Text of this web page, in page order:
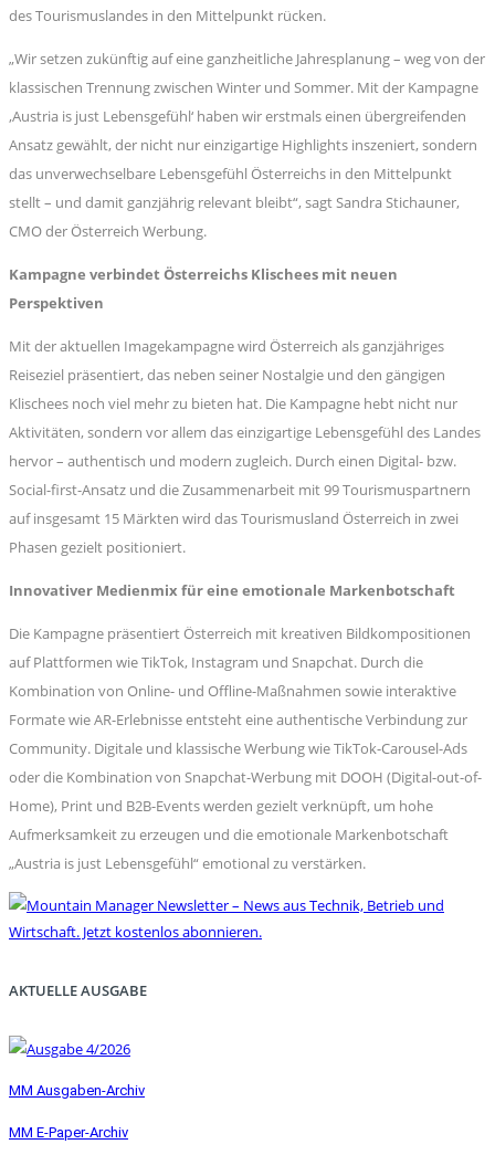
des Tourismuslandes in den Mittelpunkt rücken.
„Wir setzen zukünftig auf eine ganzheitliche Jahresplanung – weg von der
klassischen Trennung zwischen Winter und Sommer. Mit der Kampagne
‚Austria is just Lebensgefühl‘ haben wir erstmals einen übergreifenden
Ansatz gewählt, der nicht nur einzigartige Highlights inszeniert, sondern
das unverwechselbare Lebensgefühl Österreichs in den Mittelpunkt
stellt – und damit ganzjährig relevant bleibt“, sagt Sandra Stichauner,
CMO der Österreich Werbung.
Kampagne verbindet Österreichs Klischees mit neuen
Perspektiven
Mit der aktuellen Imagekampagne wird Österreich als ganzjähriges
Reiseziel präsentiert, das neben seiner Nostalgie und den gängigen
Klischees noch viel mehr zu bieten hat. Die Kampagne hebt nicht nur
Aktivitäten, sondern vor allem das einzigartige Lebensgefühl des Landes
hervor – authentisch und modern zugleich. Durch einen Digital- bzw.
Social-first-Ansatz und die Zusammenarbeit mit 99 Tourismuspartnern
auf insgesamt 15 Märkten wird das Tourismusland Österreich in zwei
Phasen gezielt positioniert.
Innovativer Medienmix für eine emotionale Markenbotschaft
Die Kampagne präsentiert Österreich mit kreativen Bildkompositionen
auf Plattformen wie TikTok, Instagram und Snapchat. Durch die
Kombination von Online- und Offline-Maßnahmen sowie interaktive
Formate wie AR-Erlebnisse entsteht eine authentische Verbindung zur
Community. Digitale und klassische Werbung wie TikTok-Carousel-Ads
oder die Kombination von Snapchat-Werbung mit DOOH (Digital-out-of-
Home), Print und B2B-Events werden gezielt verknüpft, um hohe
Aufmerksamkeit zu erzeugen und die emotionale Markenbotschaft
„Austria is just Lebensgefühl“ emotional zu verstärken.
AKTUELLE AUSGABE
MM Ausgaben-Archiv
MM E-Paper-Archiv